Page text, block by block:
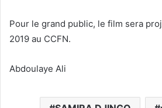
Pour le grand public, le film sera
2019 au CCFN.
Abdoulaye Ali